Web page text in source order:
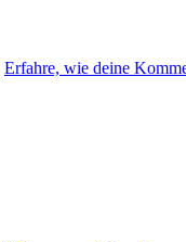
Erfahre, wie deine